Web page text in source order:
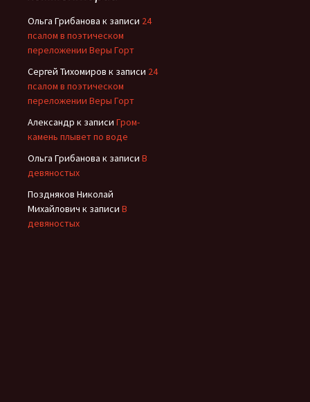
Ольга Грибанова к записи 24
псалом в поэтическом
переложении Веры Горт
Сергей Тихомиров к записи 24
псалом в поэтическом
переложении Веры Горт
Александр к записи Гром-
камень плывет по воде
Ольга Грибанова к записи В
девяностых
Поздняков Николай
Михайлович к записи В
девяностых